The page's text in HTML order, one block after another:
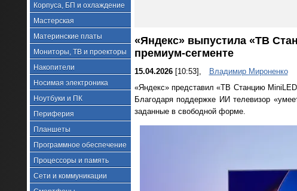
Корпуса, БП и охлаждение
Мастерская
Материнские платы
Мониторы, ТВ и проекторы
Накопители
Носимая электроника
Ноутбуки и ПК
Периферия
Планшеты
Программное обеспечение
Процессоры и память
Сети и коммуникации
«Яндекс» выпустила «ТВ
премиум-сегменте
15.04.2026[10:53],
Владимир Мироненко
«Яндекс» представил «ТВ Станцию
Благодаря поддержке ИИ телевизор
заданные в свободной форме.